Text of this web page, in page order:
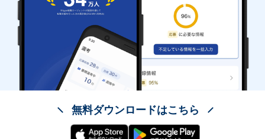
無料ダウンロードはこちら